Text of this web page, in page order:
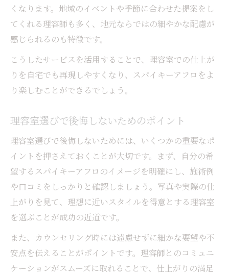
くなります。地域のイベントや季節に合わせた提案をし
てくれる理容師も多く、地元ならではの細やかな配慮が
感じられるのも特徴です。
こうしたサービスを活用することで、理容室での仕上が
りを自宅でも再現しやすくなり、スパイキーアフロをよ
り楽しむことができるでしょう。
理容室選びで後悔しないためのポイント
理容室選びで後悔しないためには、いくつかの重要なポ
イントを押さえておくことが大切です。まず、自分の希
望するスパイキーアフロのイメージを明確にし、施術例
や口コミをしっかりと確認しましょう。写真や実際の仕
上がりを見て、理想に近いスタイルを得意とする理容室
を選ぶことが成功の近道です。
また、カウンセリング時には遠慮せずに細かな要望や不
安点を伝えることがポイントです。理容師とのコミュニ
ケーションがスムーズに取れることで、仕上がりの満足